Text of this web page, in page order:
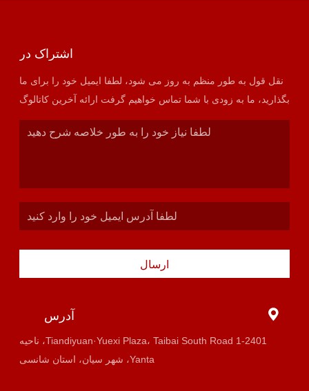
اشتراک در
نقل قول به طور منظم به روز می شود، لطفا ایمیل خود را برای ما
بگذارید، ما به زودی با شما تماس خواهیم گرفت ارائه آخرین کاتالوگ
ارسال
آدرس
1-2401 Tiandiyuan·Yuexi Plaza، Taibai South Road، ناحیه
Yanta، شهر سیان، استان شانسی